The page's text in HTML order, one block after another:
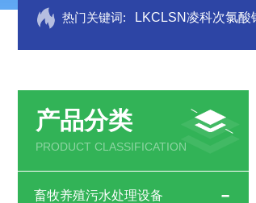
热门关键词: LKCLSN凌科次氯
产品分类
PRODUCT CLASSIFICATION
畜牧养殖污水处理设备